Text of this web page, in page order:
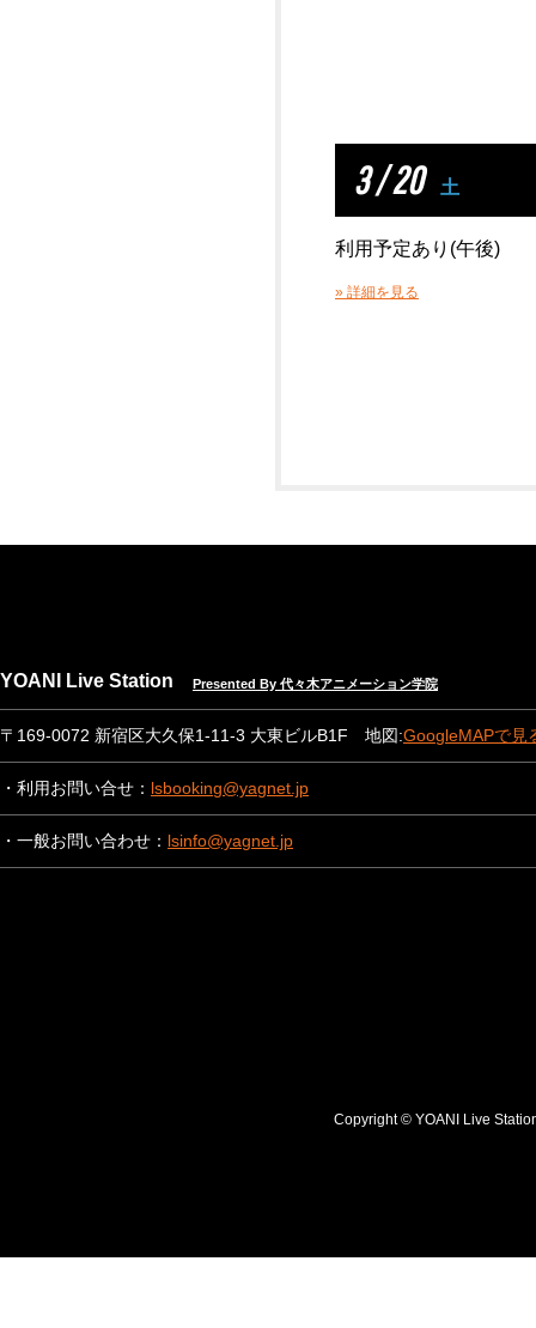
3 / 20 土
利用予定あり(午後)
» 詳細を見る
YOANI Live Station Presented By 代々木アニメーション学院
〒169-0072 新宿区大久保1-11-3 大東ビルB1F 地図:GoogleMAPで見
・利用お問い合せ： lsbooking@yagnet.jp
・一般お問い合わせ： lsinfo@yagnet.jp
Copyright © YOANI Live